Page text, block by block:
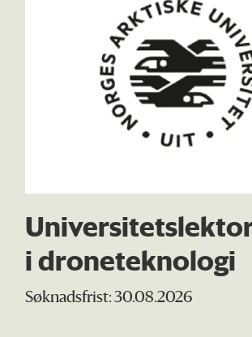
i droneteknologi
Søknadsfrist: 30.08.2026